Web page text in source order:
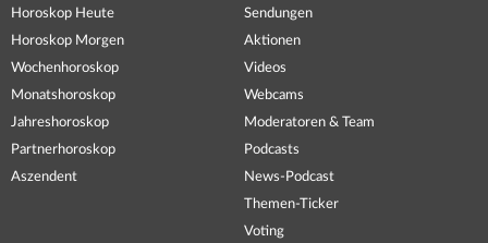
Horoskop Heute
Horoskop Morgen
Wochenhoroskop
Monatshoroskop
Jahreshoroskop
Partnerhoroskop
Aszendent
Sendungen
Aktionen
Videos
Webcams
Moderatoren & Team
Podcasts
News-Podcast
Themen-Ticker
Voting